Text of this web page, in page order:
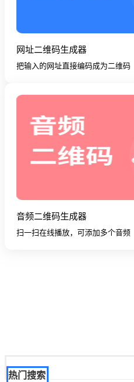
网址二维码生成器
把输入的网址直接编码成为二维码
音频二维码生成器
扫一扫在线播放，可添加多个音频
热门搜索